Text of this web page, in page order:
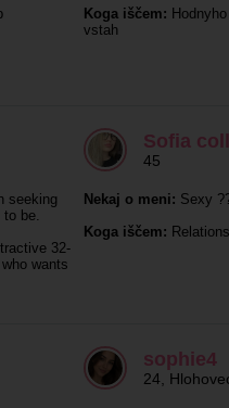
Koga iščem:
vstah
seeking
be.
32-
wants
Sofia
45
Nekaj o meni: Sexy
Koga iščem:
sophie4
24